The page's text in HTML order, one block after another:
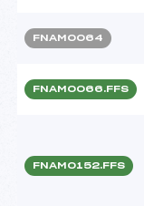
FNAM0064
FNAM0066.FFS
FNAM0152.FFS